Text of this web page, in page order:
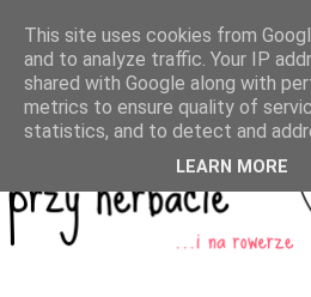
This site uses cookies from
and to analyze traffic. Your IP
shared with Google along with
metrics to ensure quality of
statistics, and to detect and
LEARN MORE